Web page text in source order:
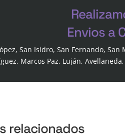
Envios a
San Isidro, San Fernando,
Marcos Paz, Luján,
relacionados